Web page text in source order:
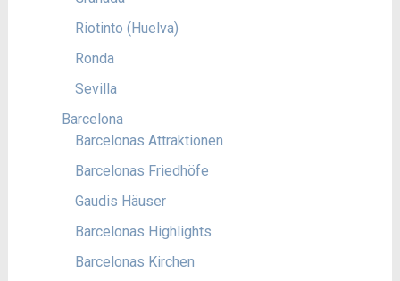
Riotinto (Huelva)
Ronda
Sevilla
Barcelona
Barcelonas Attraktionen
Barcelonas Friedhöfe
Gaudis Häuser
Barcelonas Highlights
Barcelonas Kirchen